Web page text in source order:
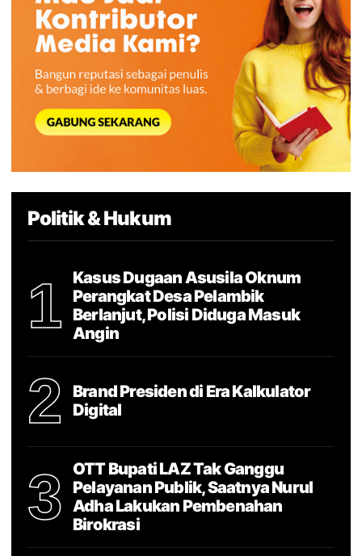
Politik & Hukum
1
Kasus Dugaan Asusila Oknum
Perangkat Desa Pelambik
Berlanjut, Polisi Diduga Masuk
Angin
2
Brand Presiden di Era Kalkulator
Digital
3
OTT Bupati LAZ Tak Ganggu
Pelayanan Publik, Saatnya Nurul
Adha Lakukan Pembenahan
Birokrasi